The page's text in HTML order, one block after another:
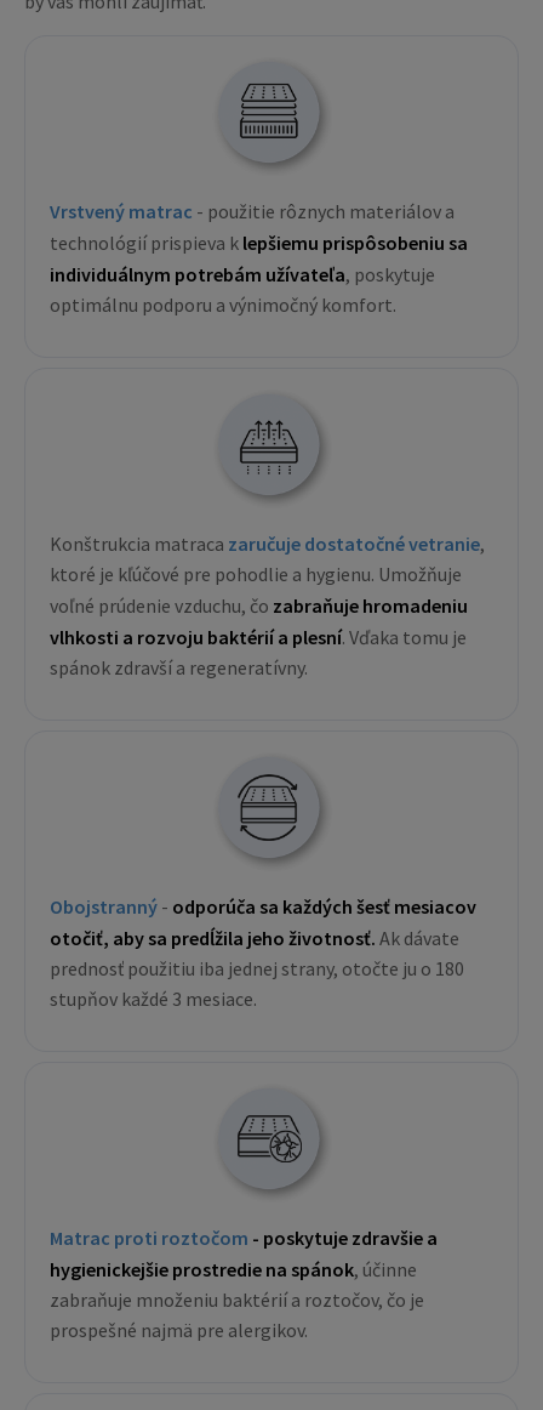
Vrstvený matrac - použitie rôznych materiálov a
technológií prispieva k lepšiemu prispôsobeniu sa
individuálnym potrebám užívateľa, poskytuje
optimálnu podporu a výnimočný komfort.
Konštrukcia matraca zaručuje dostatočné vetranie,
ktoré je kľúčové pre pohodlie a hygienu. Umožňuje
voľné prúdenie vzduchu, čo zabraňuje hromadeniu
vlhkosti a rozvoju baktérií a plesní. Vďaka tomu je
spánok zdravší a regeneratívny.
Obojstranný - odporúča sa každých šesť mesiacov
otočiť, aby sa predĺžila jeho životnosť. Ak dávate
prednosť použitiu iba jednej strany, otočte ju o 180
stupňov každé 3 mesiace.
Matrac proti roztočom - poskytuje zdravšie a
hygienickejšie prostredie na spánok, účinne
zabraňuje množeniu baktérií a roztočov, čo je
prospešné najmä pre alergikov.